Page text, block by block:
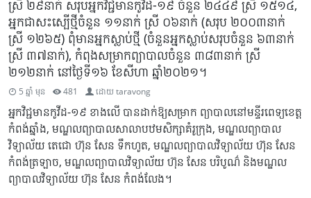
ស្រី ២៩នាក់ សរុបអ្នកវិជ្ជមានកូវីដ-១៩ ចំនួន ២៤៤៩ ស្រី ១៥១៤,
អ្នកជាសះស្បើថ្មីចំនួន ១១នាក់ ស្រី ០៦នាក់ (សរុប ២០០៣នាក់
ស្រី ១២៦៥) ពុំមានអ្នកស្លាប់ថ្មី (ចំនួនអ្នកស្លាប់សរុបចំនួន ៦៣នាក់
ស្រី ៣៧នាក់), កំពុងសម្រាកព្យាបាលចំនួន ៣៨៣នាក់ ស្រី
២១២នាក់ នៅថ្ងៃទី១៦ ខែសីហា ឆ្នាំ២០២១។
5 ឆ្នាំ មុន 481 ដោយtaravong
អ្នកវិជ្ជមានកូវីដ-១៩ ខាងលើ បានដាក់ឱ្យសម្រាក ព្យាបាលនៅមន្ទីរពេទ្យខេត្ត
កំពង់ឆ្នាំង, មណ្ឌលព្យាបាលសាលាបឋមសិក្សាគំរូក្រុង, មណ្ឌលព្យាបាល
វិទ្យាល័យ តេជោ ហ៊ុន សែន ទឹកហូត, មណ្ឌលព្យាបាលវិទ្យាល័យ ហ៊ុន សែន
កំពង់ត្រឡាច, មណ្ឌលព្យាបាលវិទ្យាល័យ ហ៊ុន សែន បរិបូណ៌ និងមណ្ឌល
ព្យាបាលវិទ្យាល័យ ហ៊ុន សែន កំពង់លែង។